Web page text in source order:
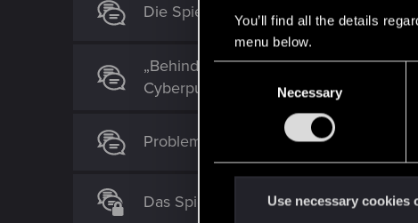
You’ll find all the details
menu below.
Necessary
Use necessary cookies
Die Spiele-Industrie bekommt eins auf
„Behind the Netrunner: Meine
Cyberpunk 2077 Gameplay auf PC "
Probleme mit Yaiba-Webseite & PC im
Das Spiel freezed beim Start